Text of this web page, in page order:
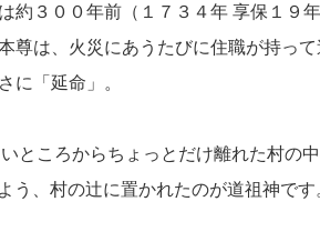
約３００年前（１７３４年 享保１９
尊は、火災にあうたびに住職が持って
に「延命」。
ところからちょっとだけ離れた村の
う、村の辻に置かれたのが道祖神で